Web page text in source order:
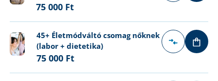
75 000 Ft
45+ Életmódváltó csomag nőknek
(labor + dietetika)
75 000 Ft